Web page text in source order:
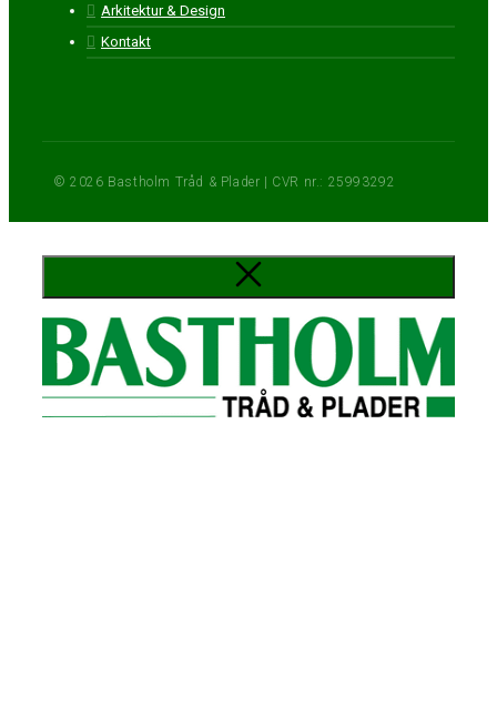
Arkitektur & Design
Kontakt
© 2026 Bastholm Tråd & Plader | CVR nr.: 25993292